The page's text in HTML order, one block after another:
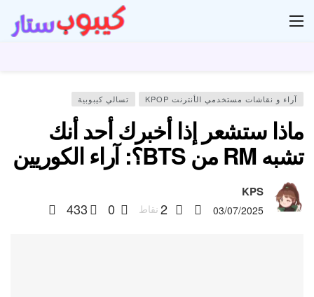
آراء و نقاشات مستخدمي الأنترنت KPOP تسالي كيبوبية
ماذا ستشعر إذا أخبرك أحد أنك
تشبه RM من BTS؟: آراء الكوريين
KPS
03/07/2025
2 نقاط 0
433